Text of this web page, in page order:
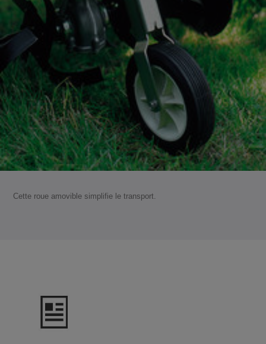
Cette roue amovible simplifie le transport.